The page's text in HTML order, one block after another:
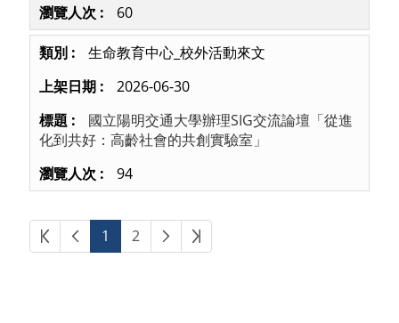
60
生命教育中心_校外活動來文
2026-06-30
國立陽明交通大學辦理SIG交流論壇「從進
化到共好：高齡社會的共創實驗室」
94
第一頁上一頁
1 2 下一頁最後頁